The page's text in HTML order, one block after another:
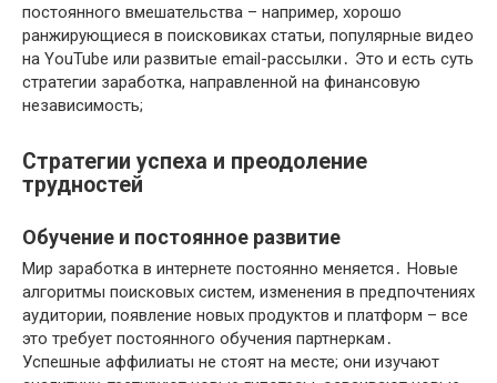
постоянного вмешательства – например, хорошо
ранжирующиеся в поисковиках статьи, популярные видео
на YouTube или развитые email-рассылки․ Это и есть суть
стратегии заработка, направленной на финансовую
независимость;
Стратегии успеха и преодоление
трудностей
Обучение и постоянное развитие
Мир заработка в интернете постоянно меняется․ Новые
алгоритмы поисковых систем, изменения в предпочтениях
аудитории, появление новых продуктов и платформ – все
это требует постоянного обучения партнеркам․
Успешные аффилиаты не стоят на месте; они изучают